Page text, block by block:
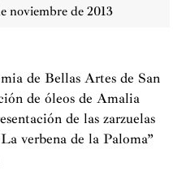
noviembre de 2013
de Bellas Artes de San
de óleos de Amalia
de las zarzuelas
verbena de la Paloma”